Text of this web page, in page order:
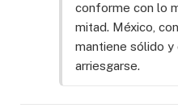
conforme con lo
mitad. México,
mantiene sólido y
arriesgarse.